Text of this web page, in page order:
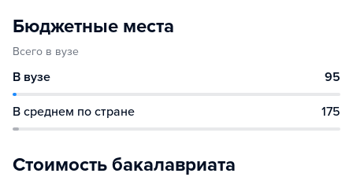
Бюджетные места
Всего в вузе
В вузе 95
В среднем по стране 175
Стоимость бакалавриата